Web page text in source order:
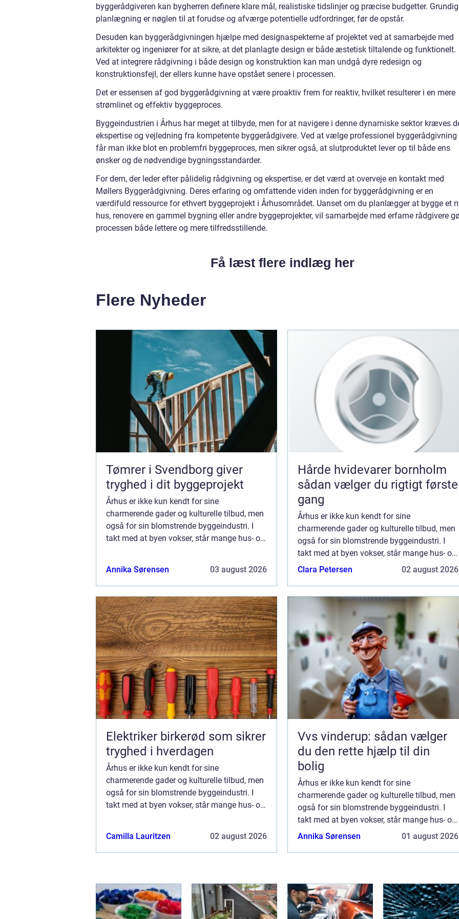
byggerådgiveren kan bygherren definere klare mål, realistiske tidslinjer og præcise budgetter. Grundig
planlægning er nøglen til at forudse og afværge potentielle udfordringer, før de opstår.
Desuden kan byggerådgivningen hjælpe med designaspekterne af projektet ved at samarbejde med
arkitekter og ingeniører for at sikre, at det planlagte design er både æstetisk tiltalende og funktionelt.
Ved at integrere rådgivning i både design og konstruktion kan man undgå dyre redesign og
konstruktionsfejl, der ellers kunne have opstået senere i processen.
Det er essensen af god byggerådgivning at være proaktiv frem for reaktiv, hvilket resulterer i en mere
strømlinet og effektiv byggeproces.
Byggeindustrien i Århus har meget at tilbyde, men for at navigere i denne dynamiske sektor kræves
ekspertise og vejledning fra kompetente byggerådgivere. Ved at vælge professionel byggerådgivning
får man ikke blot en problemfri byggeproces, men sikrer også, at slutproduktet lever op til både ens
ønsker og de nødvendige bygningsstandarder.
For dem, der leder efter pålidelig rådgivning og ekspertise, er det værd at overveje en kontakt med
Møllers Byggerådgivning. Deres erfaring og omfattende viden inden for byggerådgivning er en
værdifuld ressource for ethvert byggeprojekt i Århusområdet. Uanset om du planlægger at bygge et
hus, renovere en gammel bygning eller andre byggeprojekter, vil samarbejde med erfarne rådgivere
processen både lettere og mere tilfredsstillende.
Få læst flere indlæg her
Flere Nyheder
Tømrer i Svendborg giver
tryghed i dit byggeprojekt
Århus er ikke kun kendt for sine
charmerende gader og kulturelle tilbud, men
også for sin blomstrende byggeindustri. I
takt med at byen vokser, står mange hus- og
Annika Sørensen 03 august 2026
Hårde hvidevarer bornholm
sådan vælger du rigtigt første
gang
Århus er ikke kun kendt for sine
charmerende gader og kulturelle tilbud, men
også for sin blomstrende byggeindustri. I
takt med at byen vokser, står mange hus- og
ejendomsejere overfor udfordringerne ved
Clara Petersen 02 august 2026
Elektriker birkerød som sikrer
tryghed i hverdagen
Århus er ikke kun kendt for sine
charmerende gader og kulturelle tilbud, men
også for sin blomstrende byggeindustri. I
takt med at byen vokser, står mange hus- og
Camilla Lauritzen 02 august 2026
Vvs vinderup: sådan vælger
du den rette hjælp til din
bolig
Århus er ikke kun kendt for sine
charmerende gader og kulturelle tilbud, men
også for sin blomstrende byggeindustri. I
takt med at byen vokser, står mange hus- og
ejendomsejere overfor udfordringerne ved
Annika Sørensen 01 august 2026